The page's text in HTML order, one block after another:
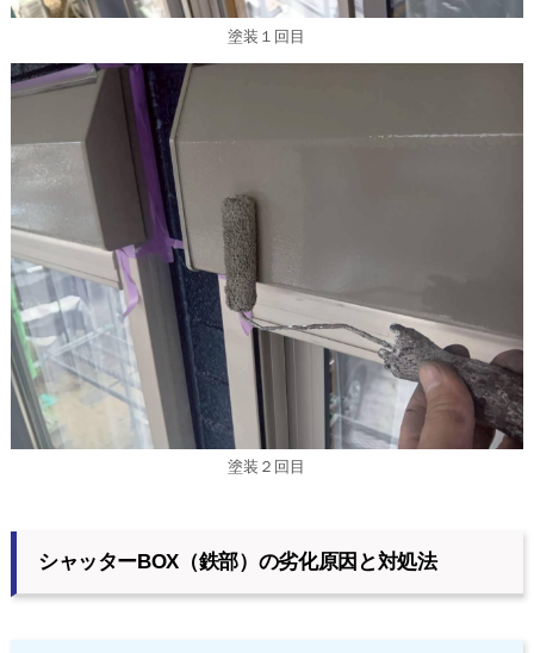
塗装１回目
塗装２回目
シャッターBOX（鉄部）の劣化原因と対処法